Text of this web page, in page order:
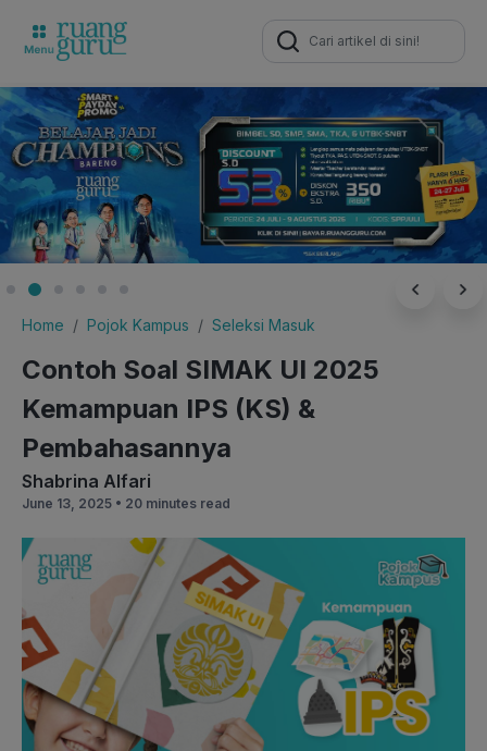
Search
for:
Home Pojok Kampus Seleksi Masuk
Contoh Soal SIMAK UI 2025
Kemampuan IPS (KS) &
Pembahasannya
Shabrina Alfari
June 13, 2025 • 20 minutes read